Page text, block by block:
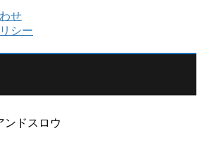
せ
シー
ンドスロウ